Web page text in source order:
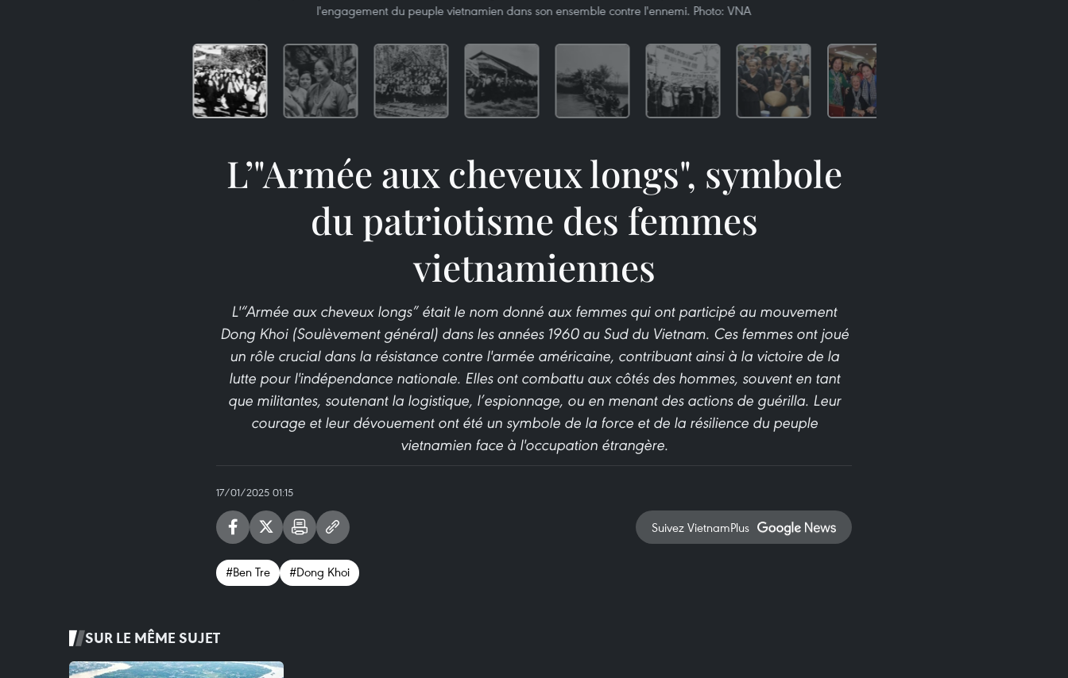
l'engagement du peuple vietnamien dans son ensemble contre l'ennemi. Photo: VNA
L’"Armée aux cheveux longs", symbole
du patriotisme des femmes
vietnamiennes
L'“Armée aux cheveux longs” était le nom donné aux femmes qui ont participé au mouvement
Dong Khoi (Soulèvement général) dans les années 1960 au Sud du Vietnam. Ces femmes ont joué
un rôle crucial dans la résistance contre l'armée américaine, contribuant ainsi à la victoire de la
lutte pour l'indépendance nationale. Elles ont combattu aux côtés des hommes, souvent en tant
que militantes, soutenant la logistique, l’espionnage, ou en menant des actions de guérilla. Leur
courage et leur dévouement ont été un symbole de la force et de la résilience du peuple
vietnamien face à l'occupation étrangère.
17/01/2025 01:15
Suivez VietnamPlus
#Ben Tre #Dong Khoi
SUR LE MÊME SUJET